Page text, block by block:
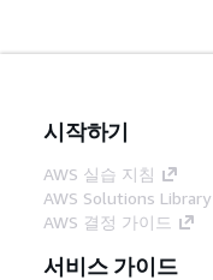
시작하기
AWS 실습 지침
AWS Solutions Library
AWS 결정 가이드
서비스 가이드